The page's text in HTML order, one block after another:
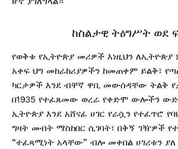
ከስልታዊ ትዕግሥት ወደ
የወቅቱ የኢትዮጵያ መሪዎች እነዚህን ለኢትዮጵያ
አቀፍ ህግ መከራከሪያዎችን ከመጠቀም ይልቅ፣
ካርታዎች እንደ ብቸኛ ዋቢ መውሰዳቸው ትልቅ
በ1935 የተፈጸመው ወረራ የቀድሞ ውሎችን
ኢትዮጵያ እንደ አሸናፊ ሀገር የራሷን የተፈጥሮ
ግዛት መብት ማስከበር ሲገባት፣ በቅኝ ገዥዎች
“ተፈጻሚነት አላቸው” ብሎ መቀበል ሀገሪቱን ያለ